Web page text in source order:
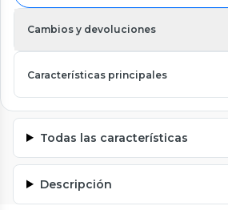
Cambios y devoluciones
Características principales
Todas las características
Descripción